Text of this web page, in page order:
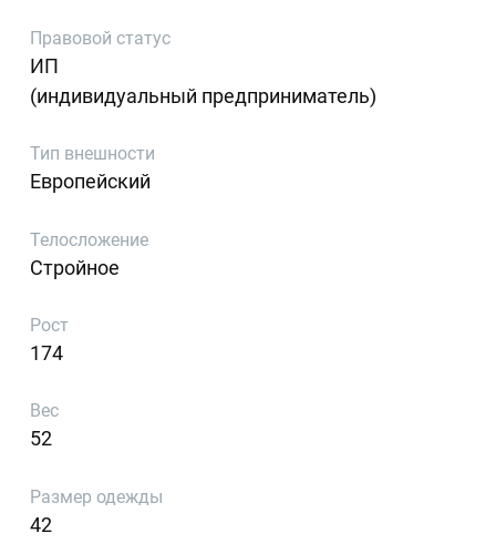
Правовой статус
ИП
(индивидуальный предприниматель)
Тип внешности
Европейский
Телосложение
Стройное
Рост
174
Вес
52
Размер одежды
42